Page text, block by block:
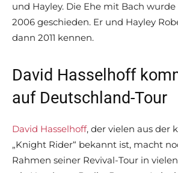
und Hayley. Die Ehe mit Bach
2006 geschieden. Er und Hayley
dann 2011 kennen.
David Hasselhoff
auf Deutschland-Tour
David Hasselhoff, der vielen aus der
„Knight Rider“ bekannt ist, macht
Rahmen seiner Revival-Tour in